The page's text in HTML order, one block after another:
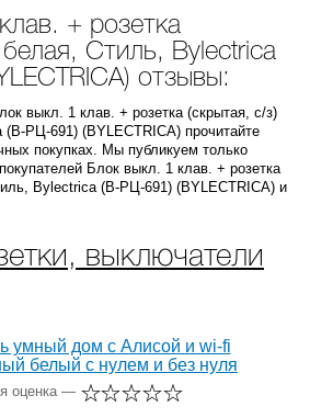
+ розетка
Стиль, Bylectrica
отзывы:
выкл. 1 клав. + розетка (скрытая, с/з)
РЦ-691) (BYLECTRICA) прочитайте
покупках. Мы публикуем только
Блок выкл. 1 клав. + розетка
Bylectrica (В-РЦ-691) (BYLECTRICA) и
выключатели
умный дом с Алисой и wi-fi
белый c нулем и без нуля
оценка —